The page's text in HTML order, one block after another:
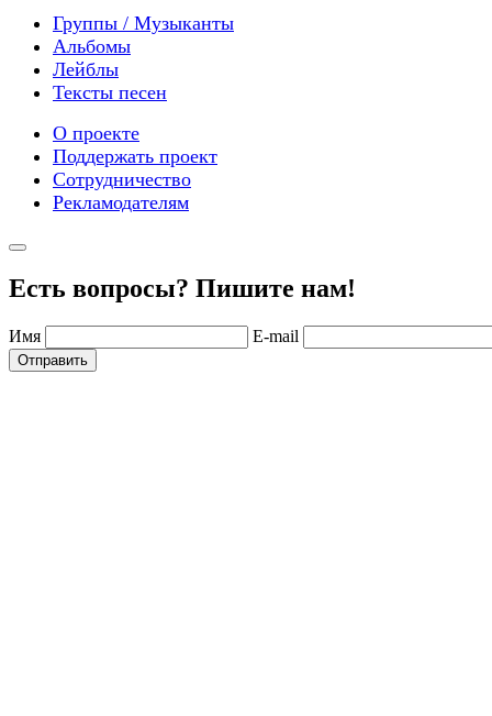
Группы / Музыканты
Альбомы
Лейблы
Тексты песен
О проекте
Поддержать проект
Сотрудничество
Рекламодателям
Есть вопросы? Пишите нам!
Имя E-mail